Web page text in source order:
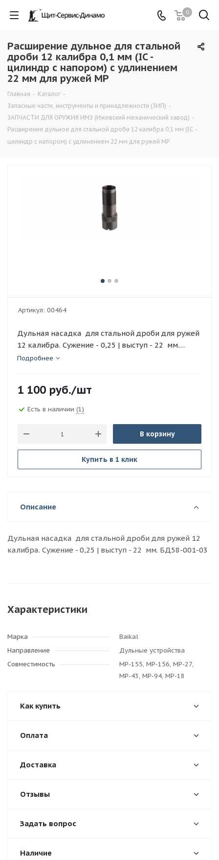
0
Расширение дульное для стальной
дроби 12 калибра 0,1 мм (IC -
цилиндр с напором) с удлинением
22 мм для ружей МР
Главная - Каталог -
Запасные части, инструменты и принадлежности (ЗИП) -
ЗАПЧАСТИ ДЛЯ ОРУЖИЯ ИМЗ (Ижевский механический завод) -
Расширение дульное для стальной дроби 12 калибра 0,1 мм (IC -
цилиндр с напором) с удлинением 22 мм для ружей МР
Артикул: 00464
Дульная насадка для стальной дроби для ружей
12 калибра. Сужение - 0,25 | выступ - 22 мм.
БД58-001-03
Подробнее
1 100 руб./шт
Есть в наличии (1)
В корзину
Купить в 1 клик
Описание
Дульная насадка для стальной дроби для ружей 12
калибра. Сужение - 0,25 | выступ - 22 мм. БД58-001-03
Характеристики
Марка
Baikal
Направление
Дульные устройства
Совместимость
МР-155, МР-156, МР-27,
МР-43, МР-94, МР-18
Как купить
Оплата
Доставка
Отзывы
Задать вопрос
Наличие